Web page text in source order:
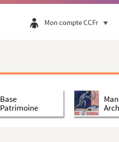
Mon compte CCFr
Base
Patrimoine